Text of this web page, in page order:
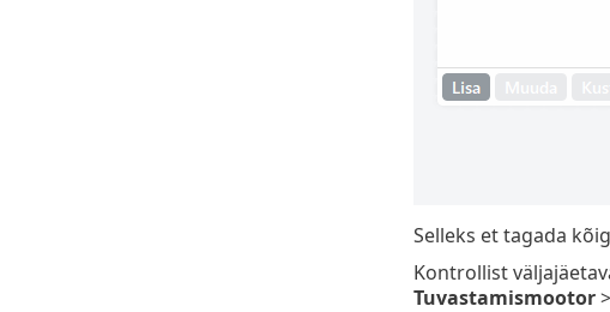
Selleks et tagada
Kontrollist
Tuvastamismootor>